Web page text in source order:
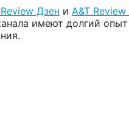
Дзен и A&T Review
имеют долгий